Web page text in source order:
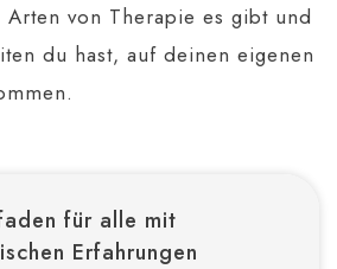
von Therapie es gibt und
du hast, auf deinen eigenen
für alle mit
Erfahrungen